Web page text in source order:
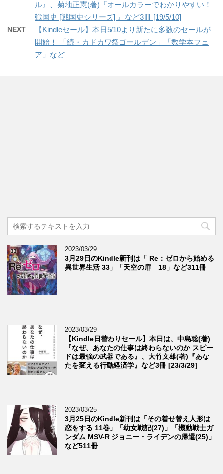
ル』、菊地正憲(著)『オールカラーでわかりやすい！
戦国史 [戦国史シリーズ] 』など3冊 [19/5/10]
NEXT
【Kindleセール】本日5/10より新たに多数のセールが
開始！ 「続・カドカワ祭ゴールデン」「数学本フェ
ア」など
2023/03/29
3月29日のKindle新刊は「 Re：ゼロから始める
異世界生活 33」「天空の扉 18」など311冊
2023/03/29
【Kindle日替わりセール】本日は、中島聡(著)
『なぜ、あなたの仕事は終わらないのか スピー
ドは最強の武器である』、大竹文雄(著)『あな
たを変える行動経済学』など3冊 [23/3/29]
2023/03/25
3月25日のKindle新刊は「その着せ替え人形は
恋をする 11巻」「幼女戦記(27)」「機動戦士ガ
ンダム MSV-R ジョニー・ライデンの帰還(25)」
など511冊